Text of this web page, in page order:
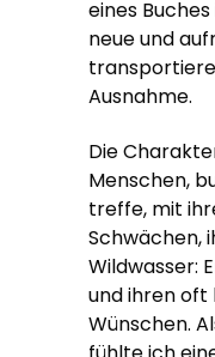
eines
neue und
Ausnahme.
Die
Menschen,
treffe, mit
Schwächen,
Wildwasser:
und ihren
Wünschen.